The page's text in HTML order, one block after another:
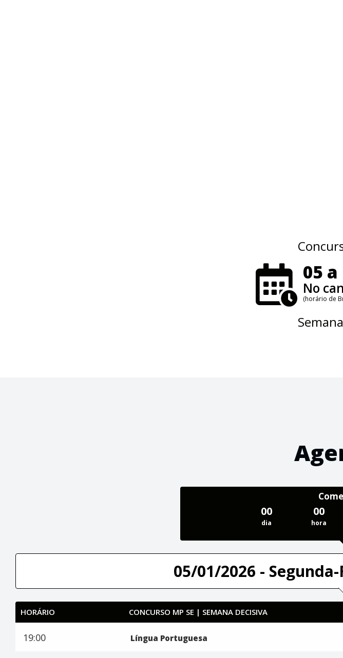
05
No
(horário de
00
dia
00
hora
05/01/2026 -
HORÁRIO CONCURSO MP SE | SEMANA DECISIVA
19:00 Língua Portuguesa